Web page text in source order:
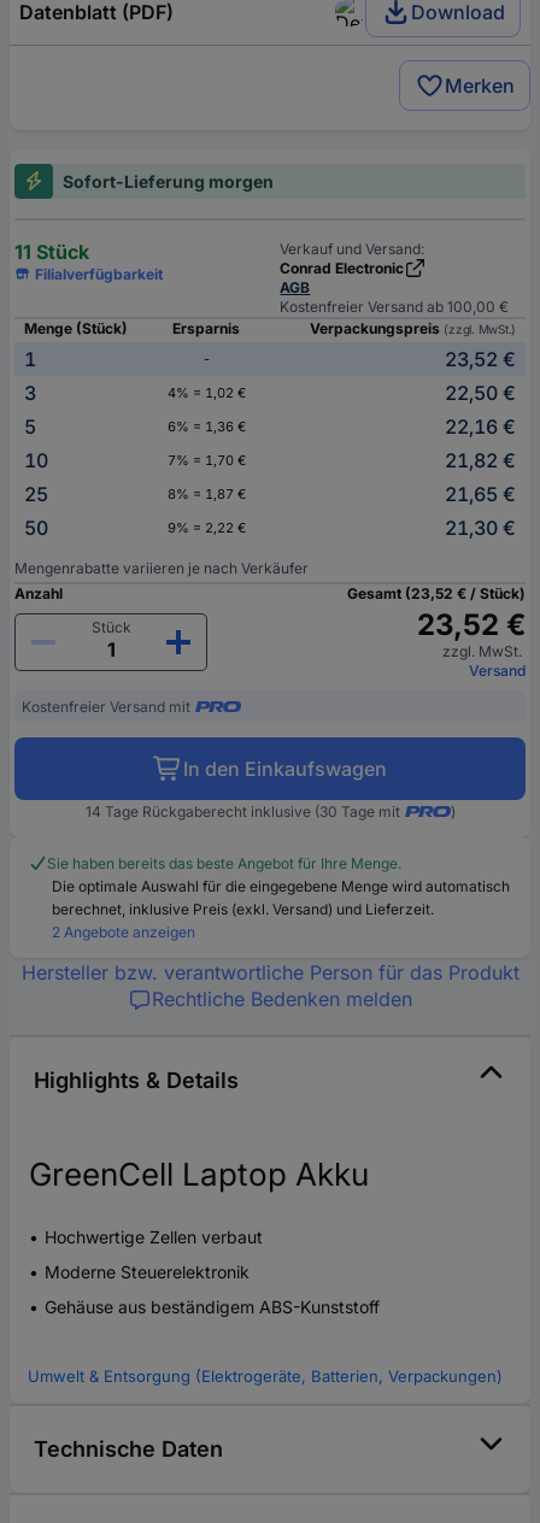
Datenblatt (PDF) Download
Merken
Sofort-Lieferung morgen
11 Stück
Filialverfügbarkeit
Verkauf und Versand:
Conrad Electronic
AGB
Kostenfreier Versand ab 100,00 €
Menge (Stück)
Ersparnis Verpackungspreis (zzgl. MwSt.)
1 -
23,52 €
3
4% = 1,02 €
22,50 €
5
6% = 1,36 €
22,16 €
10
7% = 1,70 €
21,82 €
25
8% = 1,87 €
21,65 €
50
9% = 2,22 € 21,30 €
Mengenrabatte variieren je nach Verkäufer
Anzahl
Stück
Gesamt (23,52 € / Stück)
23,52 €
zzgl. MwSt.
Versand
Kostenfreier Versand mit
In den Einkaufswagen
14 Tage Rückgaberecht inklusive (30 Tage mit )
Sie haben bereits das beste Angebot für Ihre Menge.
Die optimale Auswahl für die eingegebene Menge wird automatisch
berechnet, inklusive Preis (exkl. Versand) und Lieferzeit.
2 Angebote anzeigen
Hersteller bzw. verantwortliche Person für das Produkt
Rechtliche Bedenken melden
Highlights & Details
GreenCell Laptop Akku
Hochwertige Zellen verbaut
Moderne Steuerelektronik
Gehäuse aus beständigem ABS-Kunststoff
Umwelt & Entsorgung (Elektrogeräte, Batterien, Verpackungen)
Technische Daten